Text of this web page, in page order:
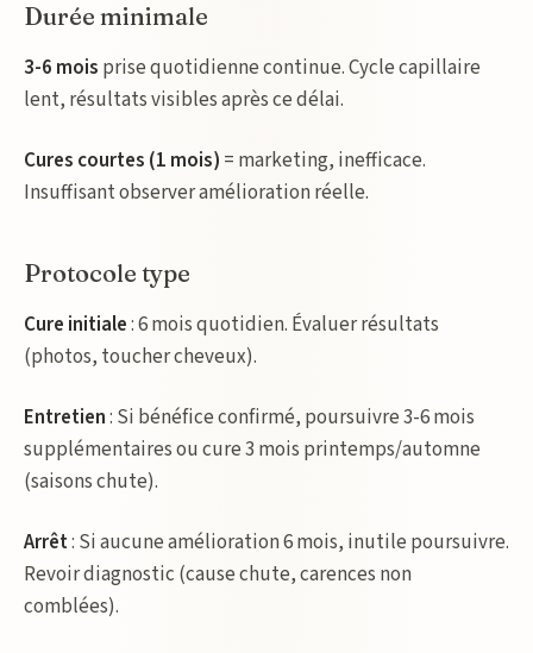
Durée minimale
3-6 mois prise quotidienne continue. Cycle capillaire
lent, résultats visibles après ce délai.
Cures courtes (1 mois) = marketing, inefficace.
Insuffisant observer amélioration réelle.
Protocole type
Cure initiale: 6 mois quotidien. Évaluer résultats
(photos, toucher cheveux).
Entretien: Si bénéfice confirmé, poursuivre 3-6 mois
supplémentaires ou cure 3 mois printemps/automne
(saisons chute).
Arrêt: Si aucune amélioration 6 mois, inutile poursuivre.
Revoir diagnostic (cause chute, carences non
comblées).